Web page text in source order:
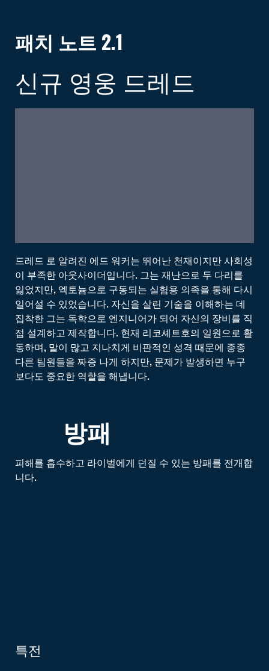
패치 노트 2.1
신규 영웅 드레드
드레드 로 알려진 에드 워커는 뛰어난 천재이지만 사회성
이 부족한 아웃사이더입니다. 그는 재난으로 두 다리를
잃었지만, 엑토늄으로 구동되는 실험용 의족을 통해 다시
일어설 수 있었습니다. 자신을 살린 기술을 이해하는 데
집착한 그는 독학으로 엔지니어가 되어 자신의 장비를 직
접 설계하고 제작합니다. 현재 리코셰트호의 일원으로 활
동하며, 말이 많고 지나치게 비판적인 성격 때문에 종종
다른 팀원들을 짜증 나게 하지만, 문제가 발생하면 누구
보다도 중요한 역할을 해냅니다.
방패
피해를 흡수하고 라이벌에게 던질 수 있는 방패를 전개합
니다.
특전